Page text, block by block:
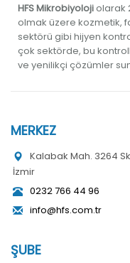
HFS Mikrobiyolojiolarak
olmak üzere kozmetik,
sektörü gibi hijyen
çok sektörde, bu
ve yenilikçi çözümler
MERKEZ
Kalabak Mah. 3264
İzmir
0232 766 44 96
info@hfs.com.tr
ŞUBE